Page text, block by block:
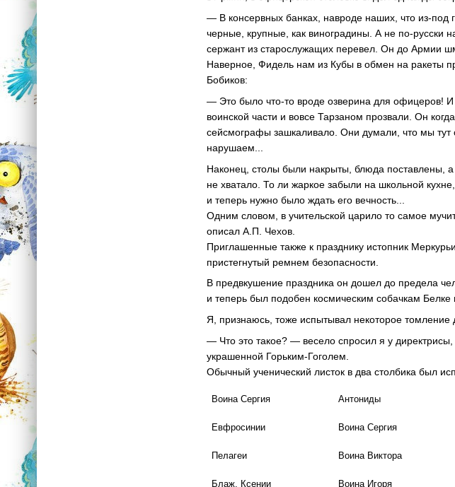
— В консервных банках, навроде наших, что из-под
черные, крупные, как виноградины. А не по-русски
сержант из старослужащих перевел. Он до Армии
Наверное, Фидель нам из Кубы в обмен на ракеты
Бобиков:
— Это было что-то вроде озверина для офицеров!
воинской части и вовсе Тарзаном прозвали. Он
сейсмографы зашкаливало. Они думали, что мы
нарушаем...
Наконец, столы были накрыты, блюда поставлены,
не хватало. То ли жаркое забыли на школьной
и теперь нужно было ждать его вечность...
Одним словом, в учительской царило то самое
описал А.П. Чехов.
Приглашенные также к празднику истопник
пристегнутый ремнем безопасности.
В предвкушение праздника он дошел до предела
и теперь был подобен космическим собачкам Белке
Я, признаюсь, тоже испытывал некоторое томление
— Что это такое? — весело спросил я у
украшенной Горьким-Гоголем.
Обычный ученический листок в два столбика был
Воина Сергия Антониды
Евфросинии Воина Сергия
Пелагеи Воина Виктора
Блаж. Ксении Воина Игоря